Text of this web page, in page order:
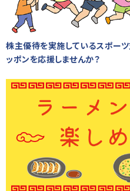
株主優待を実施しているスポー
ッポンを応援しませんか？